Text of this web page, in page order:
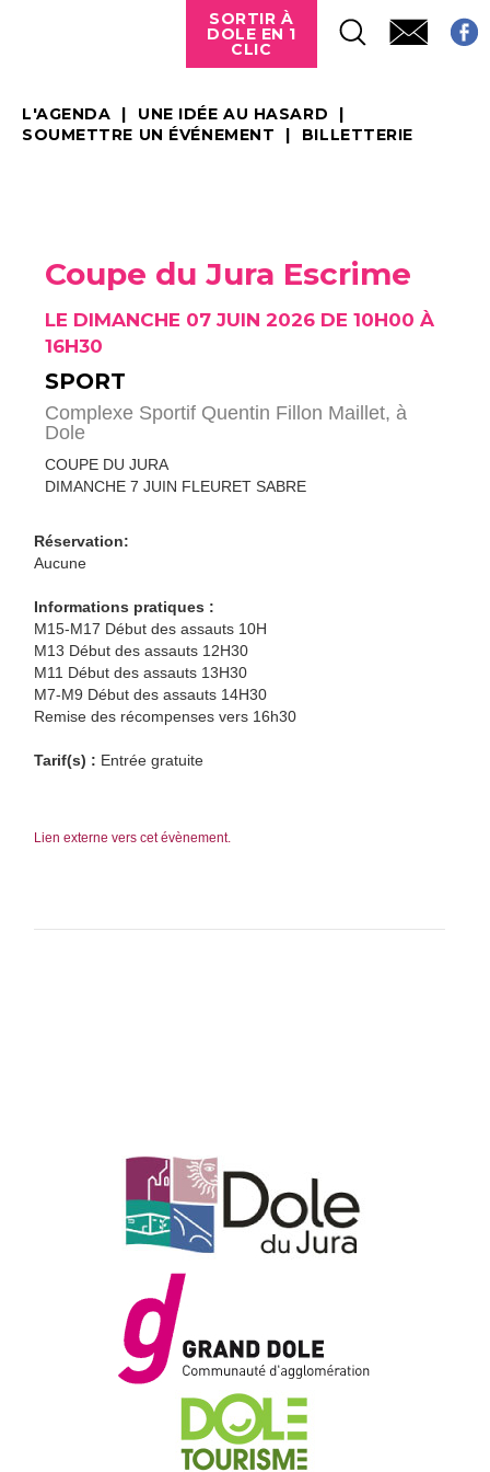
SORTIR À
DOLE EN 1
CLIC
L'AGENDA
UNE IDÉE AU HASARD
SOUMETTRE UN ÉVÉNEMENT
BILLETTERIE
Coupe du Jura Escrime
LE DIMANCHE 07 JUIN 2026 DE 10H00 À
16H30
SPORT
Complexe Sportif Quentin Fillon Maillet, à
Dole
COUPE DU JURA
DIMANCHE 7 JUIN FLEURET SABRE
Réservation:
Aucune
Informations pratiques :
M15-M17 Début des assauts 10H
M13 Début des assauts 12H30
M11 Début des assauts 13H30
M7-M9 Début des assauts 14H30
Remise des récompenses vers 16h30
Tarif(s) : Entrée gratuite
Lien externe vers cet évènement.